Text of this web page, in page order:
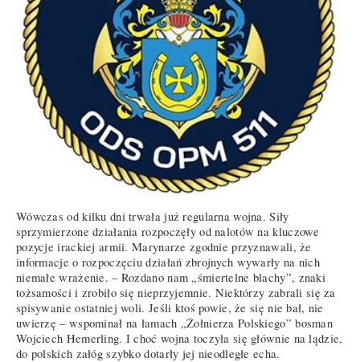
Wówczas od kilku dni trwała już regularna wojna. Siły
sprzymierzone działania rozpoczęły od nalotów na kluczowe
pozycje irackiej armii. Marynarze zgodnie przyznawali, że
informacje o rozpoczęciu działań zbrojnych wywarły na nich
niemałe wrażenie. – Rozdano nam „śmiertelne blachy”, znaki
tożsamości i zrobiło się nieprzyjemnie. Niektórzy zabrali się za
spisywanie ostatniej woli. Jeśli ktoś powie, że się nie bał, nie
uwierzę – wspominał na łamach „Żołnierza Polskiego” bosman
Wojciech Hemerling. I choć wojna toczyła się głównie na lądzie,
do polskich załóg szybko dotarły jej nieodległe echa.